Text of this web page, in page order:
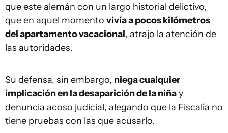
que este alemán con un largo historial delictivo,
que en aquel momento vivía a pocos kilómetros
del apartamento vacacional, atrajo la atención de
las autoridades.
Su defensa, sin embargo, niega cualquier
implicación en la desaparición de la niñay
denuncia acoso judicial, alegando que la Fiscalía no
tiene pruebas con las que acusarlo.